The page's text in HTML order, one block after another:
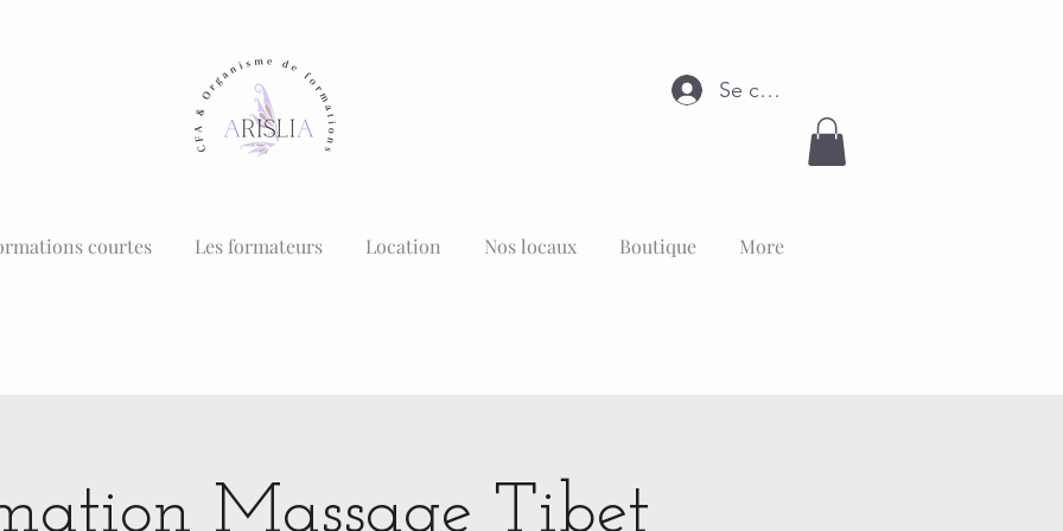
Se connecter
courtes Les formateurs Location Nos locaux Boutique More
Massage Tibet